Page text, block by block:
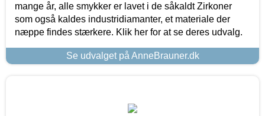
mange år, alle smykker er lavet i de såkaldt Zirkoner
som også kaldes industridiamanter, et materiale der
næppe findes stærkere. Klik her for at se deres udvalg.
Se udvalget på AnneBrauner.dk